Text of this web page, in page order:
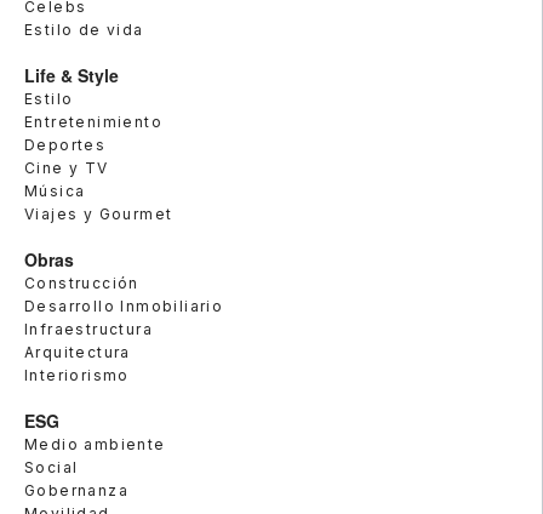
Celebs
Estilo de vida
Life & Style
Estilo
Entretenimiento
Deportes
Cine y TV
Música
Viajes y Gourmet
Obras
Construcción
Desarrollo Inmobiliario
Infraestructura
Arquitectura
Interiorismo
ESG
Medio ambiente
Social
Gobernanza